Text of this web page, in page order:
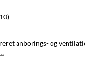
anborings- og